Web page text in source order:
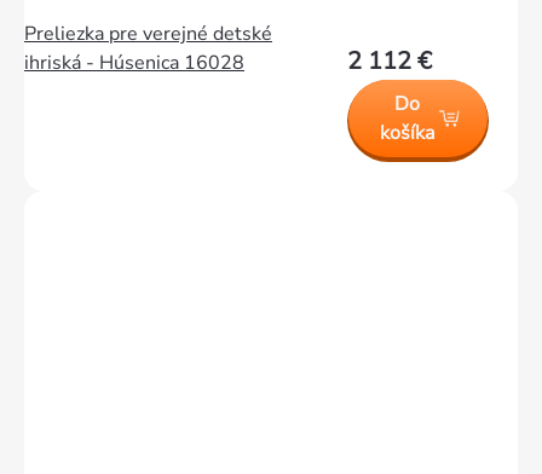
Preliezka pre verejné detské
ihriská - Húsenica 16028
2 112 €
Do
košíka